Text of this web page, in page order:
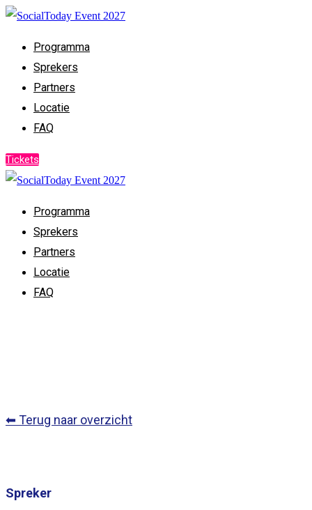
Programma
Sprekers
Partners
Locatie
FAQ
Tickets
Programma
Sprekers
Partners
Locatie
FAQ
⬅ Terug naar overzicht
Spreker